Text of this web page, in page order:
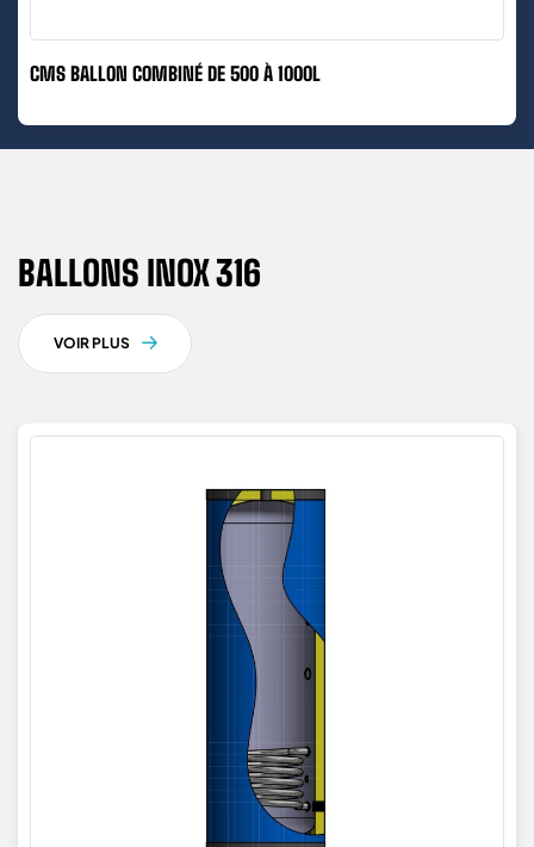
CMS BALLON COMBINÉ DE 500 À 1000L
BALLONS INOX 316
VOIR PLUS